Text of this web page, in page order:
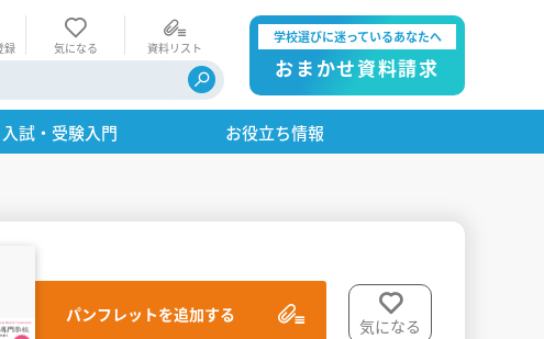
録 気になる 資料リスト
学校選びに迷っているあなたへ
おまかせ資料請求
入試・受験入門 お役立ち情報
パンフレットを追加する
気になる